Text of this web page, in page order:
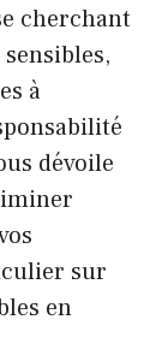
cherchant
à
dévoile
sur
en